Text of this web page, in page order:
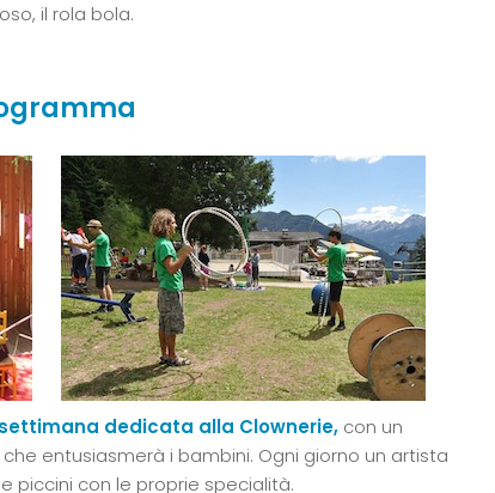
il rola bola.
settimana dedicata alla Clownerie, con un
che entusiasmerà i bambini. Ogni giorno un artista
piccini con le proprie specialità.